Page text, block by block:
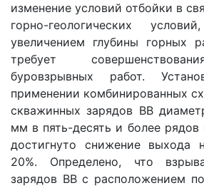
изменение условий отбойки в
горно-геологических
увеличением глубины горных
требует
буровзрывных работ.
применении комбинированных
скважинных зарядов ВВ
мм в пять-десять и более
достигнуто снижение выхода
20%. Определено, что
зарядов ВВ с расположением